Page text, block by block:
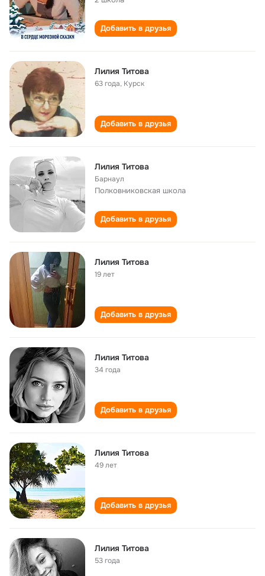
Добавить в друзья
Лилия Титова
63 года, Курск
Добавить в друзья
Лилия Титова
Барнаул
Полковниковская школа
Добавить в друзья
Лилия Титова
19 лет
Добавить в друзья
Лилия Титова
34 года
Добавить в друзья
Лилия Титова
49 лет
Добавить в друзья
Лилия Титова
53 года